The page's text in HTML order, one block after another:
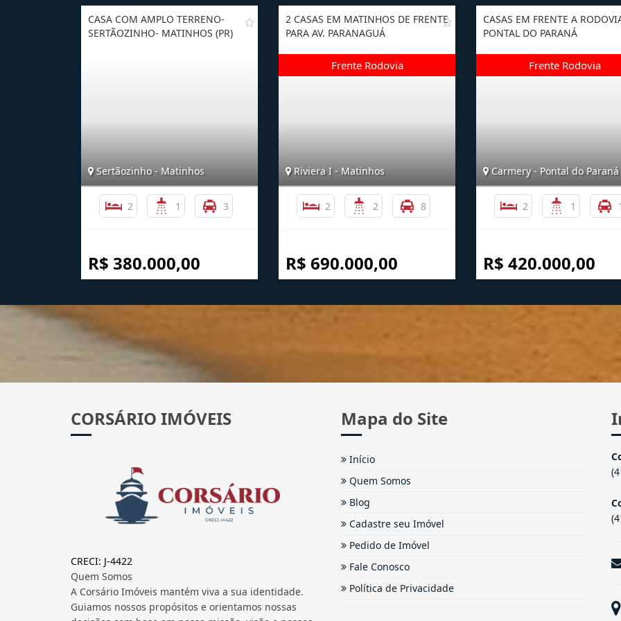
CASA COM AMPLO TERRENO-
SERTÃOZINHO- MATINHOS (PR)
Sertãozinho - Matinhos
2 1 3
R$ 380.000,00
2 CASAS EM MATINHOS DE FRENTE
PARA AV. PARANAGUÁ
Riviera I - Matinhos
2 2 8
R$ 690.000,00
CASAS EM FRENTE A
PONTAL DO PARANÁ
Carmery - Pontal do Paraná
2 1
R$ 420.000,00
CORSÁRIO IMÓVEIS
CRECI: J-4422
Quem Somos
A Corsário Imóveis mantém viva a sua identidade.
Guiamos nossos propósitos e orientamos nossas
Mapa do Site
Início
Quem Somos
Blog
Cadastre seu Imóvel
Pedido de Imóvel
Fale Conosco
Política de Privacidade